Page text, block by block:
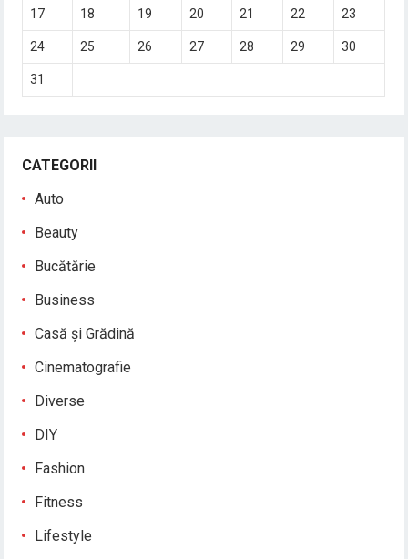
17 18 19 20 21 22 23
24 25 26 27 28 29 30
31
CATEGORII
Auto
Beauty
Bucătărie
Business
Casă și Grădină
Cinematografie
Diverse
DIY
Fashion
Fitness
Lifestyle